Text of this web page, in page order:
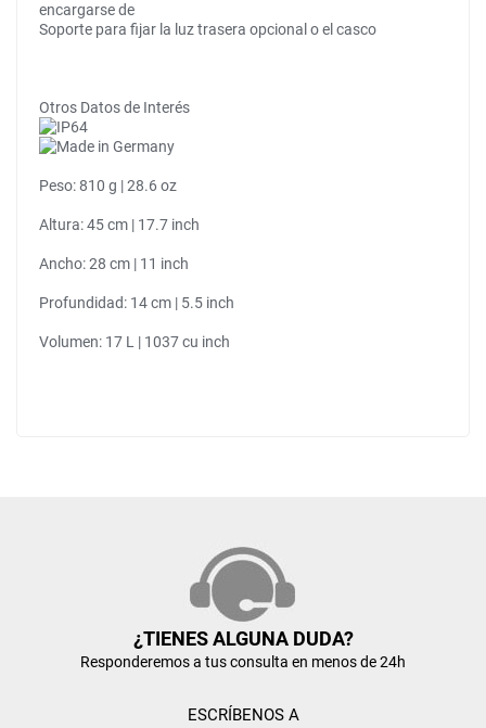
encargarse de
Soporte para fijar la luz trasera opcional o el casco
Otros Datos de Interés
Peso: 810 g | 28.6 oz
Altura: 45 cm | 17.7 inch
Ancho: 28 cm | 11 inch
Profundidad: 14 cm | 5.5 inch
Volumen: 17 L | 1037 cu inch
¿TIENES ALGUNA DUDA?
Responderemos a tus consulta en menos de 24h
ESCRÍBENOS A